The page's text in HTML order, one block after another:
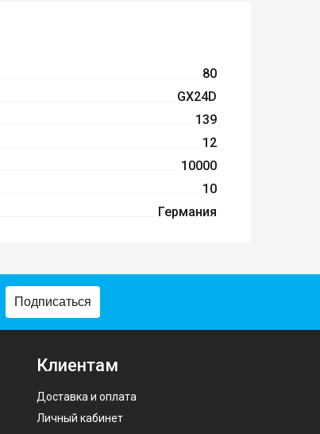
80
GX24D
139
12
10000
10
Германия
Подписаться
Клиентам
Доставка и оплата
Личный кабинет